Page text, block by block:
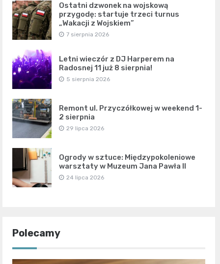
Ostatni dzwonek na wojskową
przygodę: startuje trzeci turnus
„Wakacji z Wojskiem”
7 sierpnia 2026
Letni wieczór z DJ Harperem na
Radosnej 11 już 8 sierpnia!
5 sierpnia 2026
Remont ul. Przyczółkowej w weekend 1-
2 sierpnia
29 lipca 2026
Ogrody w sztuce: Międzypokoleniowe
warsztaty w Muzeum Jana Pawła II
24 lipca 2026
Polecamy